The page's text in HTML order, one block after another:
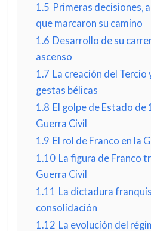
1.5 Primeras decisiones,
que marcaron su camino
1.6 Desarrollo de su
ascenso
1.7 La creación del Tercio
gestas bélicas
1.8 El golpe de Estado de
Guerra Civil
1.9 El rol de Franco en la
1.10 La figura de Franco
Guerra Civil
1.11 La dictadura
consolidación
1.12 La evolución del